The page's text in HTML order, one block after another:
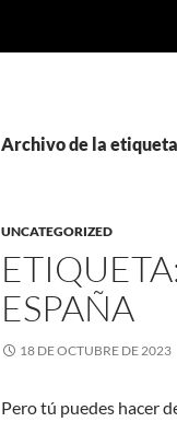
Archivo de la
UNCATEGORIZED
ESPAÑA
18 DE OCTUBRE DE 2023
Pero tú puedes hacer